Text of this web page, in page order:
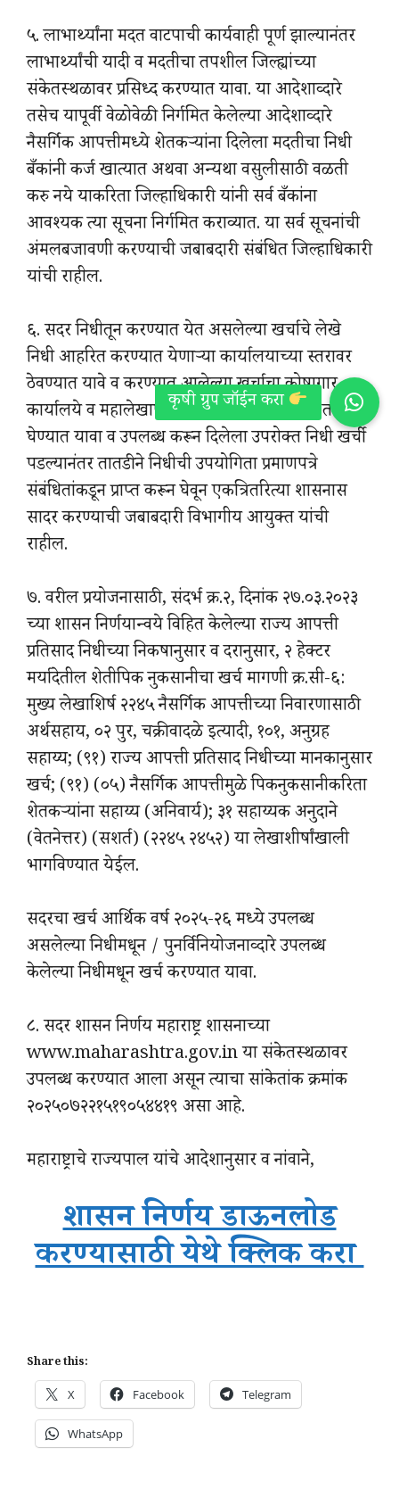
५. लाभार्थ्यांना मदत वाटपाची कार्यवाही पूर्ण झाल्यानंतर
लाभार्थ्यांची यादी व मदतीचा तपशील जिल्ह्यांच्या
संकेतस्थळावर प्रसिध्द करण्यात यावा. या आदेशाव्दारे
तसेच यापूर्वी वेळोवेळी निर्गमित केलेल्या आदेशाव्दारे
नैसर्गिक आपत्तीमध्ये शेतकऱ्यांना दिलेला मदतीचा निधी
बँकांनी कर्ज खात्यात अथवा अन्यथा वसुलीसाठी वळती
करु नये याकरिता जिल्हाधिकारी यांनी सर्व बँकांना
आवश्यक त्या सूचना निर्गमित कराव्यात. या सर्व सूचनांची
अंमलबजावणी करण्याची जबाबदारी संबंधित जिल्हाधिकारी
यांची राहील.
६. सदर निधीतून करण्यात येत असलेल्या खर्चाचे लेखे
निधी आहरित करण्यात येणाऱ्या कार्यालयाच्या स्तरावर
ठेवण्यात यावे व करण्यात आलेल्या खर्चाचा कोषागार
कार्यालये व महालेखापाल कार्यालयाशी त्रैमासिक ताळमेळ
घेण्यात यावा व उपलब्ध करून दिलेला उपरोक्त निधी खर्ची
पडल्यानंतर तातडीने निधीची उपयोगिता प्रमाणपत्रे
संबंधितांकडून प्राप्त करून घेवून एकत्रितरित्या शासनास
सादर करण्याची जबाबदारी विभागीय आयुक्त यांची
राहील.
७. वरील प्रयोजनासाठी, संदर्भ क्र.२, दिनांक २७.०३.२०२३
च्या शासन निर्णयान्वये विहित केलेल्या राज्य आपत्ती
प्रतिसाद निधीच्या निकषानुसार व दरानुसार, २ हेक्टर
मर्यादेतील शेतीपिक नुकसानीचा खर्च मागणी क्र.सी-६:
मुख्य लेखाशिर्ष २२४५ नैसर्गिक आपत्तीच्या निवारणासाठी
अर्थसहाय, ०२ पुर, चक्रीवादळे इत्यादी, १०१, अनुग्रह
सहाय्य; (९१) राज्य आपत्ती प्रतिसाद निधीच्या मानकानुसार
खर्च; (९१) (०५) नैसर्गिक आपत्तीमुळे पिकनुकसानीकरिता
शेतकऱ्यांना सहाय्य (अनिवार्य); ३१ सहाय्यक अनुदाने
(वेतनेत्तर) (सशर्त) (२२४५ २४५२) या लेखाशीर्षांखाली
भागविण्यात येईल.
सदरचा खर्च आर्थिक वर्ष २०२५-२६ मध्ये उपलब्ध
असलेल्या निधीमधून / पुनर्विनियोजनाव्दारे उपलब्ध
केलेल्या निधीमधून खर्च करण्यात यावा.
८. सदर शासन निर्णय महाराष्ट्र शासनाच्या
www.maharashtra.gov.in या संकेतस्थळावर
उपलब्ध करण्यात आला असून त्याचा सांकेतांक क्रमांक
२०२५०७२२१५१९०५४४१९ असा आहे.
महाराष्ट्राचे राज्यपाल यांचे आदेशानुसार व नांवाने,
शासन निर्णय डाऊनलोड
करण्यासाठी येथे क्लिक करा
Share this:
X Facebook Telegram
WhatsApp